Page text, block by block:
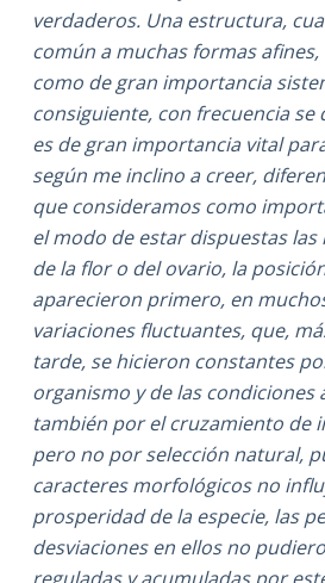
verdaderos. Una estructura,
común a muchas formas
como de gran importancia
consiguiente, con frecuencia
es de gran importancia vital
según me inclino a creer,
que consideramos como
el modo de estar dispuestas las
de la flor o del ovario, la
aparecieron primero, en
variaciones fluctuantes, que,
tarde, se hicieron constantes
organismo y de las condiciones
también por el cruzamiento de
pero no por selección natural,
caracteres morfológicos no
prosperidad de la especie, las
desviaciones en ellos no